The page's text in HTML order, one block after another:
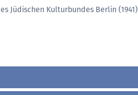
Jüdischen Kulturbundes Berlin (1941)